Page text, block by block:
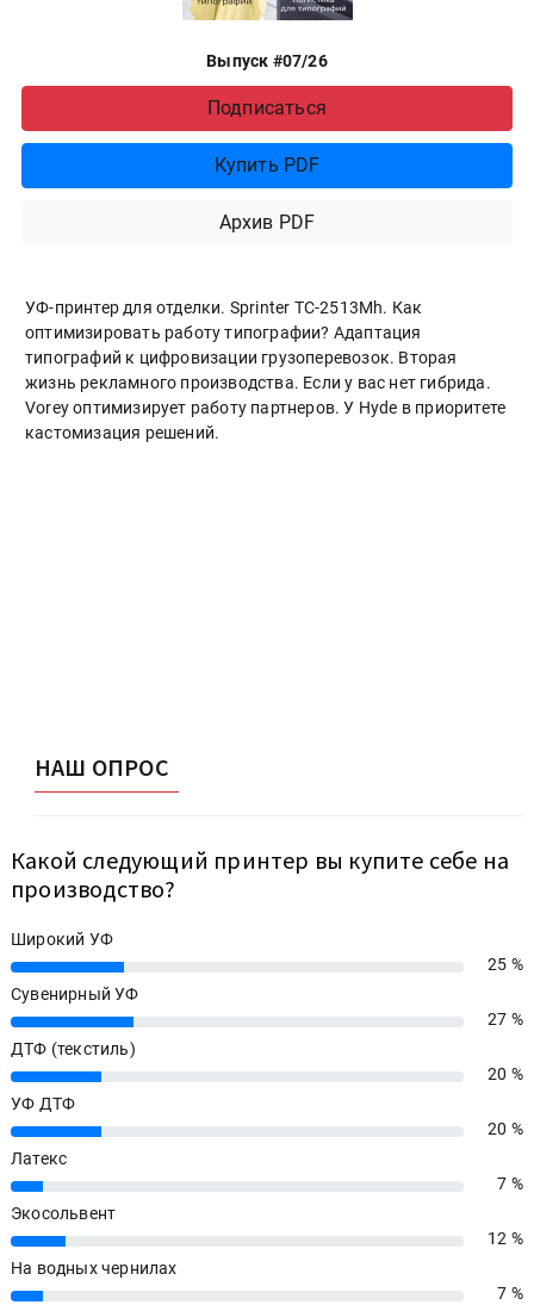
Выпуск #07/26
Подписаться
Купить PDF
Архив PDF
УФ-принтер для отделки. Sprinter ТС-2513Mh. Как
оптимизировать работу типографии? Адаптация
типографий к цифровизации грузоперевозок. Вторая
жизнь рекламного производства. Если у вас нет гибрида.
Vorey оптимизирует работу партнеров. У Hyde в приоритете
кастомизация решений.
НАШ ОПРОС
Какой следующий принтер вы купите себе на
производство?
Широкий УФ
25%
25 %
Сувенирный УФ
27%
27 %
ДТФ (текстиль)
20%
20 %
УФ ДТФ
20%
20 %
Латекс
7%
7 %
Экосольвент
12%
12 %
На водных чернилах
7%
7 %